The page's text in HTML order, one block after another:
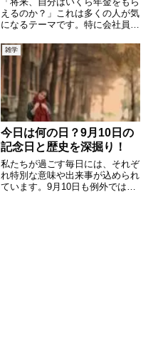
えるのか？」これは多くの人が気
になるテーマです。特に会社員や
金は、老後の生活を支える大きな
柱になります。しかし、その仕組
みや計算方法は複雑で、なんとな
くのイメージしか持っていない人
雑学
今日は何の日？9月10日の
記念日と歴史を深掘り！
私たちが過ごす毎日には、それぞ
れ特別な意味や出来事が込められ
ています。9月10日も例外ではな